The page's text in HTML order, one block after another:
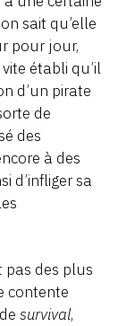
sait qu’elle
pour jour,
établi qu’il
d’un pirate
de
des
à des
d’infliger sa
pas des plus
contente
survival,